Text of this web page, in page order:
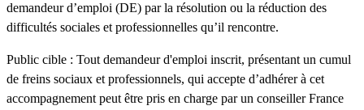
demandeur d’emploi (DE) par la résolution ou la réduction des
difficultés sociales et professionnelles qu’il rencontre.
Public cible : Tout demandeur d'emploi inscrit, présentant un cumul
de freins sociaux et professionnels, qui accepte d’adhérer à cet
accompagnement peut être pris en charge par un conseiller France